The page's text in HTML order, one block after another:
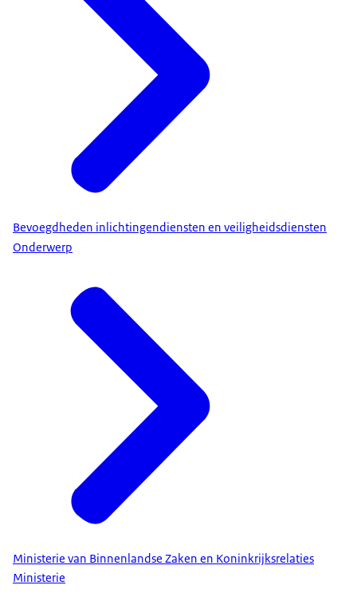
Bevoegdheden inlichtingendiensten en veiligheidsdiensten
Onderwerp
Ministerie van Binnenlandse Zaken en Koninkrijksrelaties
Ministerie